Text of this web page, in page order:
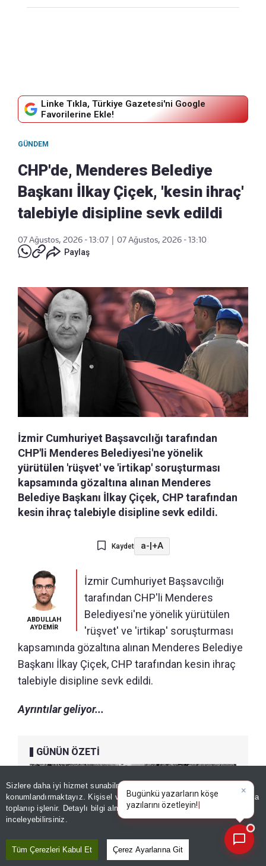
Sizlere daha iyi hizmet sunabilmek adına sitemizde
konumlandırmaktayız. Kişisel verileriniz, KVKK ve GDPR kapsamında
toplanıp işlenir. Detaylı bilgi almak içinAydınlatma Metnimizi
inceleyebilirsiniz.
Tüm Çerezleri Kabul Et Çerez Ayarlarına Git
Linke Tıkla, Türkiye Gazetesi'ni Google
Favorilerine Ekle!
GÜNDEM
CHP'de, Menderes Belediye
Başkanı İlkay Çiçek, 'kesin ihraç'
talebiyle disipline sevk edildi
07 Ağustos, 2026 - 13:07
07 Ağustos, 2026 - 13:10
Paylaş
İzmir Cumhuriyet Başsavcılığı tarafından
CHP'li Menderes Belediyesi'ne yönelik
yürütülen 'rüşvet' ve 'irtikap' soruşturması
kapsamında gözaltına alınan Menderes
Belediye Başkanı İlkay Çiçek, CHP tarafından
kesin ihraç talebiyle disipline sevk edildi.
Kaydet a-|+A
ABDULLAH
AYDEMİR
İzmir Cumhuriyet Başsavcılığı
tarafından CHP'li Menderes
Belediyesi'ne yönelik yürütülen
'rüşvet' ve 'irtikap' soruşturması
kapsamında gözaltına alınan Menderes Belediye
Başkanı İlkay Çiçek, CHP tarafından kesin ihraç
talebiyle disipline sevk edildi.
Ayrıntılar geliyor...
GÜNÜN ÖZETİ
Bugünkü yaza|